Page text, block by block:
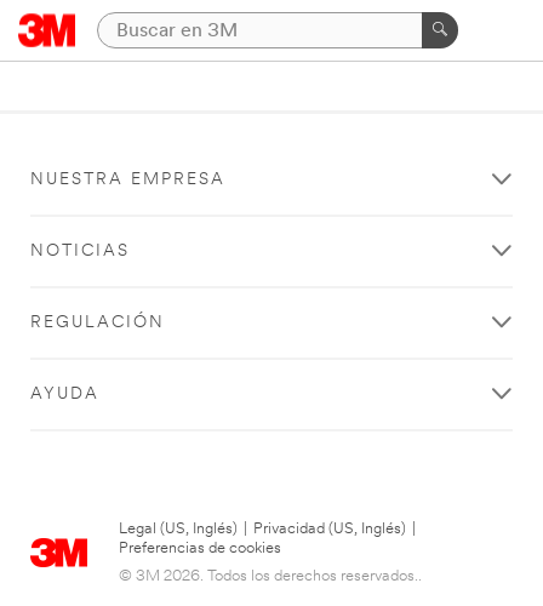
NUESTRA EMPRESA
NOTICIAS
REGULACIÓN
AYUDA
Legal (US, Inglés) Privacidad (US, Inglés)
Preferencias de cookies
© 3M 2026. Todos los derechos reservados..